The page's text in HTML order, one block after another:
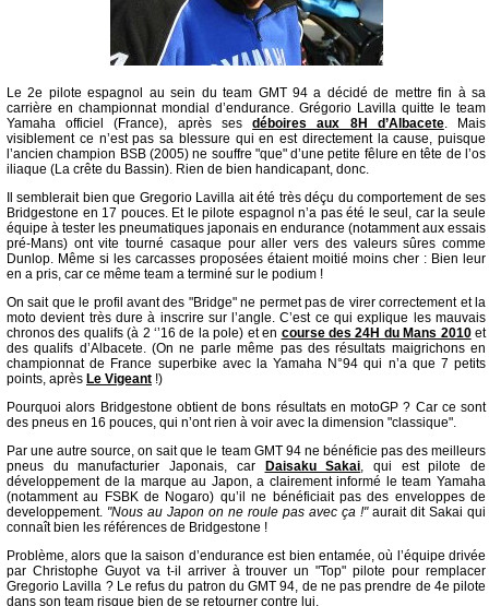
Le 2e pilote espagnol au sein du team GMT 94 a décidé de mettre fin à sa
carrière en championnat mondial d’endurance. Grégorio Lavilla quitte le team
Yamaha officiel (France), après sesdéboires aux 8H d’Albacete. Mais
visiblement ce n’est pas sa blessure qui en est directement la cause, puisque
l’ancien champion BSB (2005) ne souffre "que" d’une petite fêlure en tête de l’os
iliaque (La crête du Bassin). Rien de bien handicapant, donc.
Il semblerait bien que Gregorio Lavilla ait été très déçu du comportement de ses
Bridgestone en 17 pouces. Et le pilote espagnol n’a pas été le seul, car la seule
équipe à tester les pneumatiques japonais en endurance (notamment aux essais
pré-Mans) ont vite tourné casaque pour aller vers des valeurs sûres comme
Dunlop. Même si les carcasses proposées étaient moitié moins cher : Bien leur
en a pris, car ce même team a terminé sur le podium !
On sait que le profil avant des "Bridge" ne permet pas de virer correctement et la
moto devient très dure à inscrire sur l’angle. C’est ce qui explique les mauvais
chronos des qualifs (à 2 ‘’16 de la pole) et en course des 24H du Mans 2010et
des qualifs d’Albacete. (On ne parle même pas des résultats maigrichons en
championnat de France superbike avec la Yamaha N°94 qui n’a que 7 petits
points, après Le Vigeant !)
Pourquoi alors Bridgestone obtient de bons résultats en motoGP ? Car ce sont
des pneus en 16 pouces, qui n’ont rien à voir avec la dimension "classique".
Par une autre source, on sait que le team GMT 94 ne bénéficie pas des meilleurs
pneus du manufacturier Japonais, car
Daisaku Sakai, qui est pilote de
développement de la marque au Japon, a clairement informé le team Yamaha
(notamment au FSBK de Nogaro) qu’il ne bénéficiait pas des enveloppes de
developpement. "Nous au Japon on ne roule pas avec ça !"aurait dit Sakai qui
connaît bien les références de Bridgestone !
Problème, alors que la saison d’endurance est bien entamée, où l’équipe drivée
par Christophe Guyot va t-il arriver à trouver un "Top" pilote pour remplacer
Gregorio Lavilla ? Le refus du patron du GMT 94, de ne pas prendre de 4e pilote
dans son team risque bien de se retourner contre lui.